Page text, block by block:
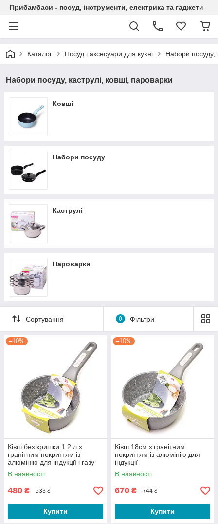
Прибамбаси - посуд, інструменти, електрика та гаджети
Каталог Посуд і аксесуари для кухні Набори посуду,
Набори посуду, каструлі, ковші, пароварки
Ковші
Набори посуду
Каструлі
Пароварки
Сортування 0 Фільтри
–10%
Ківш без кришки 1.2 л з
гранітним покриттям із
алюмінію для індукції і газу
KM-4282GR
В наявності
480 ₴ 533 ₴
Купити
–10%
Ківш 18см з гранітним
покриттям із алюмінію для
індукції
В наявності
670 ₴ 744 ₴
Купити